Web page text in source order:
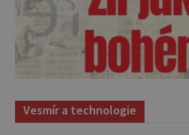
Vesmír a technologie